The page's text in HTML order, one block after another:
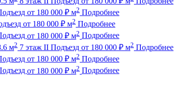
от 180 000 ₽ м2 Подробнее
от 180 000 ₽ м2 Подробнее
от 180 000 ₽ м2 Подробнее
м2 7 этаж II Подъезд от 180 000 ₽ м2 Подробнее
от 180 000 ₽ м2 Подробнее
от 180 000 ₽ м2 Подробнее